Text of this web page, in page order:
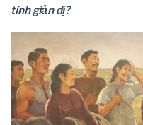
tính giản dị?